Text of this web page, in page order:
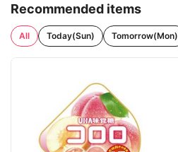
Recommended items
All Today(Sun) Tomorrow(Mon)